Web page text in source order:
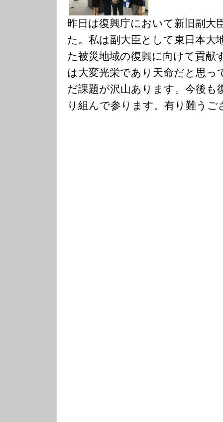
昨日は復興庁において新旧副大
た。私は副大臣として東日本大
た被災地域の復興に向けて貢献
は大変光栄であり天命だと思
だ課題が沢山あります。今後も
り組んで参ります。有り難うご